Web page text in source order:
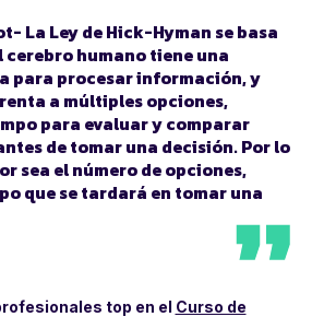
- La Ley de Hick-Hyman se basa
cerebro humano tiene una
para procesar información, y
a múltiples opciones,
para evaluar y comparar
de tomar una decisión. Por lo
sea el número de opciones,
que se tardará en tomar una
top en el Curso de